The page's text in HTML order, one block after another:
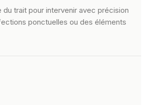
du trait pour intervenir avec précision
ponctuelles ou des éléments